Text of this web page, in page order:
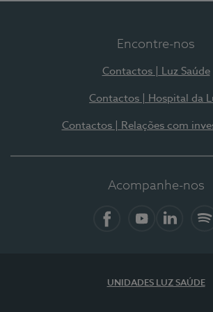
Encontre-nos
Contactos | Luz Saúde
Contactos | Hospital da
Contactos | Relações com
Acompanhe-nos
UNIDADES LUZ SAÚDE